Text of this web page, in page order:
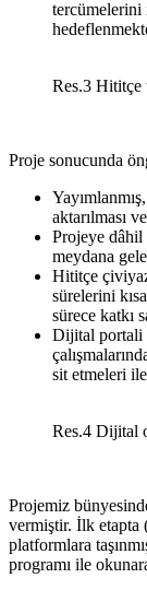
Res.3 Hititçe
Proje sonucunda
aktarılması
Projeye dâhil
meydana
Hititçe
sürelerini
sürece katkı
Dijital portali
sit etmeleri
Res.4 Dijital
Projemiz
vermiştir. İlk etapta
platformlara
programı ile